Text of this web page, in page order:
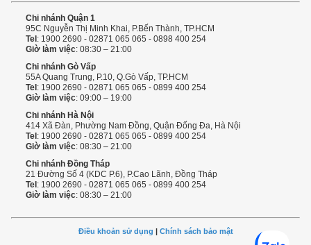
Chi nhánh Quận 1
95C Nguyễn Thị Minh Khai, P.Bến Thành, TP.HCM
Tel: 1900 2690 - 02871 065 065 - 0898 400 254
Giờ làm việc: 08:30 – 21:00
Chi nhánh Gò Vấp
55A Quang Trung, P.10, Q.Gò Vấp, TP.HCM
Tel: 1900 2690 - 02871 065 065 - 0899 400 254
Giờ làm việc: 09:00 – 19:00
Chi nhánh Hà Nội
414 Xã Đàn, Phường Nam Đồng, Quận Đống Đa, Hà Nội
Tel: 1900 2690 - 02871 065 065 - 0899 400 254
Giờ làm việc: 08:30 – 21:00
Chi nhánh Đồng Tháp
21 Đường Số 4 (KDC P.6), P.Cao Lãnh, Đồng Tháp
Tel: 1900 2690 - 02871 065 065 - 0899 400 254
Giờ làm việc: 08:30 – 21:00
Điều khoản sử dụng | Chính sách bảo mật